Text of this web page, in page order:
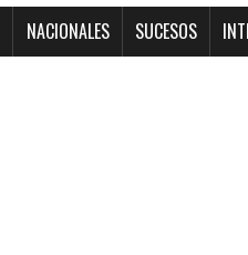
NACIONALES SUCESOS